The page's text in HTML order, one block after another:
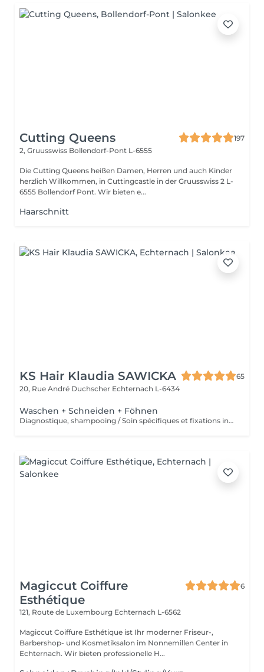
Cutting Queens
197
2, Gruusswiss Bollendorf-Pont L-6555
Die Cutting Queens heißen Damen, Herren und auch Kinder
herzlich Willkommen, in Cuttingcastle in der Gruusswiss 2 L-
6555 Bollendorf Pont. Wir bieten e...
Haarschnitt
KS Hair Klaudia SAWICKA
65
20, Rue André Duchscher Echternach L-6434
Waschen + Schneiden + Föhnen
Diagnostique, shampooing / Soin spécifiques et fixations inclus
Magiccut Coiffure
Esthétique
6
121, Route de Luxembourg Echternach L-6562
Magiccut Coiffure Esthétique ist Ihr moderner Friseur-,
Barbershop- und Kosmetiksalon im Nonnemillen Center in
Echternach. Wir bieten professionelle H...